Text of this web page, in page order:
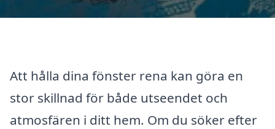
Att hålla dina fönster rena kan göra en
stor skillnad för både utseendet och
atmosfären i ditt hem. Om du söker efter